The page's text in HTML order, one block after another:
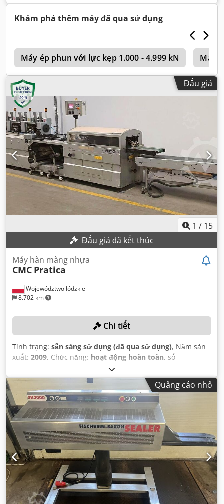
chiều dài vận chuyển:5.700 mm, chiều rộng vận chuyển:
1.330 mm, chiều cao vận chuyển:1.300 mm, chiều cao xây
1.300 mm , Thiết bị: Dấu CE
Khám phá thêm máy đã qua sử dụng
Máy ép phun với lực kẹp 1.000 - 4.999 kN Máy
Đấu giá
1 / 15
Đấu giá đã kết thúc
Województwo łódzkie
8.702 km
Máy hàn màng nhựa
CMC Pratica
Chi tiết
Tình trạng: sẵn sàng sử dụng (đã qua sử dụng), Năm sản
xuất: 2009, Chức năng: hoạt động hoàn toàn, số
, chiều dài sản phẩm (tối thiểu):
mm, chiều rộng sản phẩm (tối đa):350 mm, chiều rộng
sản phẩm (tối thiểu):120 mm, chiều dài sản phẩm (tối đa):
250 mm, công suất sản xuất: 10.000 đơn vị/giờ
Quảng cáo nhỏ